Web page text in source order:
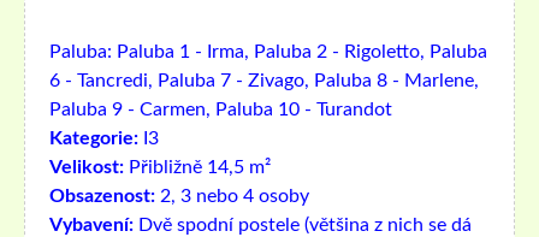
Paluba: Paluba 1 - Irma, Paluba 2 - Rigoletto, Paluba
6 - Tancredi, Paluba 7 - Zivago, Paluba 8 - Marlene,
Paluba 9 - Carmen, Paluba 10 - Turandot
Kategorie: I3
Velikost: Přibližně 14,5 m²
Obsazenost: 2, 3 nebo 4 osoby
Vybavení: Dvě spodní postele (většina z nich se dá